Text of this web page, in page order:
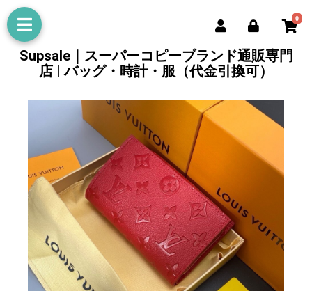
0
Supsale｜スーパーコピーブランド通販専門
店 | バッグ・時計・服（代金引換可）